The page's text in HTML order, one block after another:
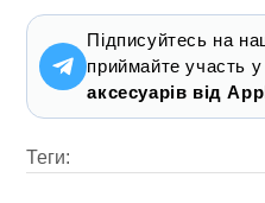
Підписуйтесь на
приймайте участь у
аксесуарів від
Теги: